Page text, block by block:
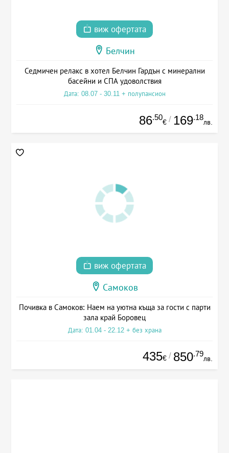
виж офертата
Белчин
Седмичен релакс в хотел Белчин Гардън с минерални
басейни и СПА удоволствия
Дата: 08.07 - 30.11 + полупансион
86.50
€ / 169.18
лв.
виж офертата
Самоков
Почивка в Самоков: Наем на уютна къща за гости с парти
зала край Боровец
Дата: 01.04 - 22.12 + без храна
435€ / 850.79
лв.